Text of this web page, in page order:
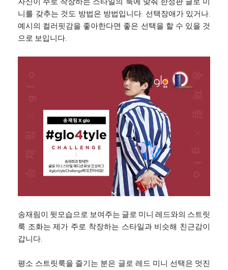
니를 갖추는 것도 방법은 방법입니다. 선택장애가 있거나.
예시의 컬러핏감을 좋아한다면 좋은 선택을 할 수 있을 것
으로 보입니다.
송재림이 뒷모습으로 보여주는 글로 미니 레드와의 스트릿
룩 조화는 제가 주로 착장하는 스타일과 비슷해 친근감이
갑니다.
평소 스트릿룩을 즐기는 분은 글로 레드 미니 선택은 멋진